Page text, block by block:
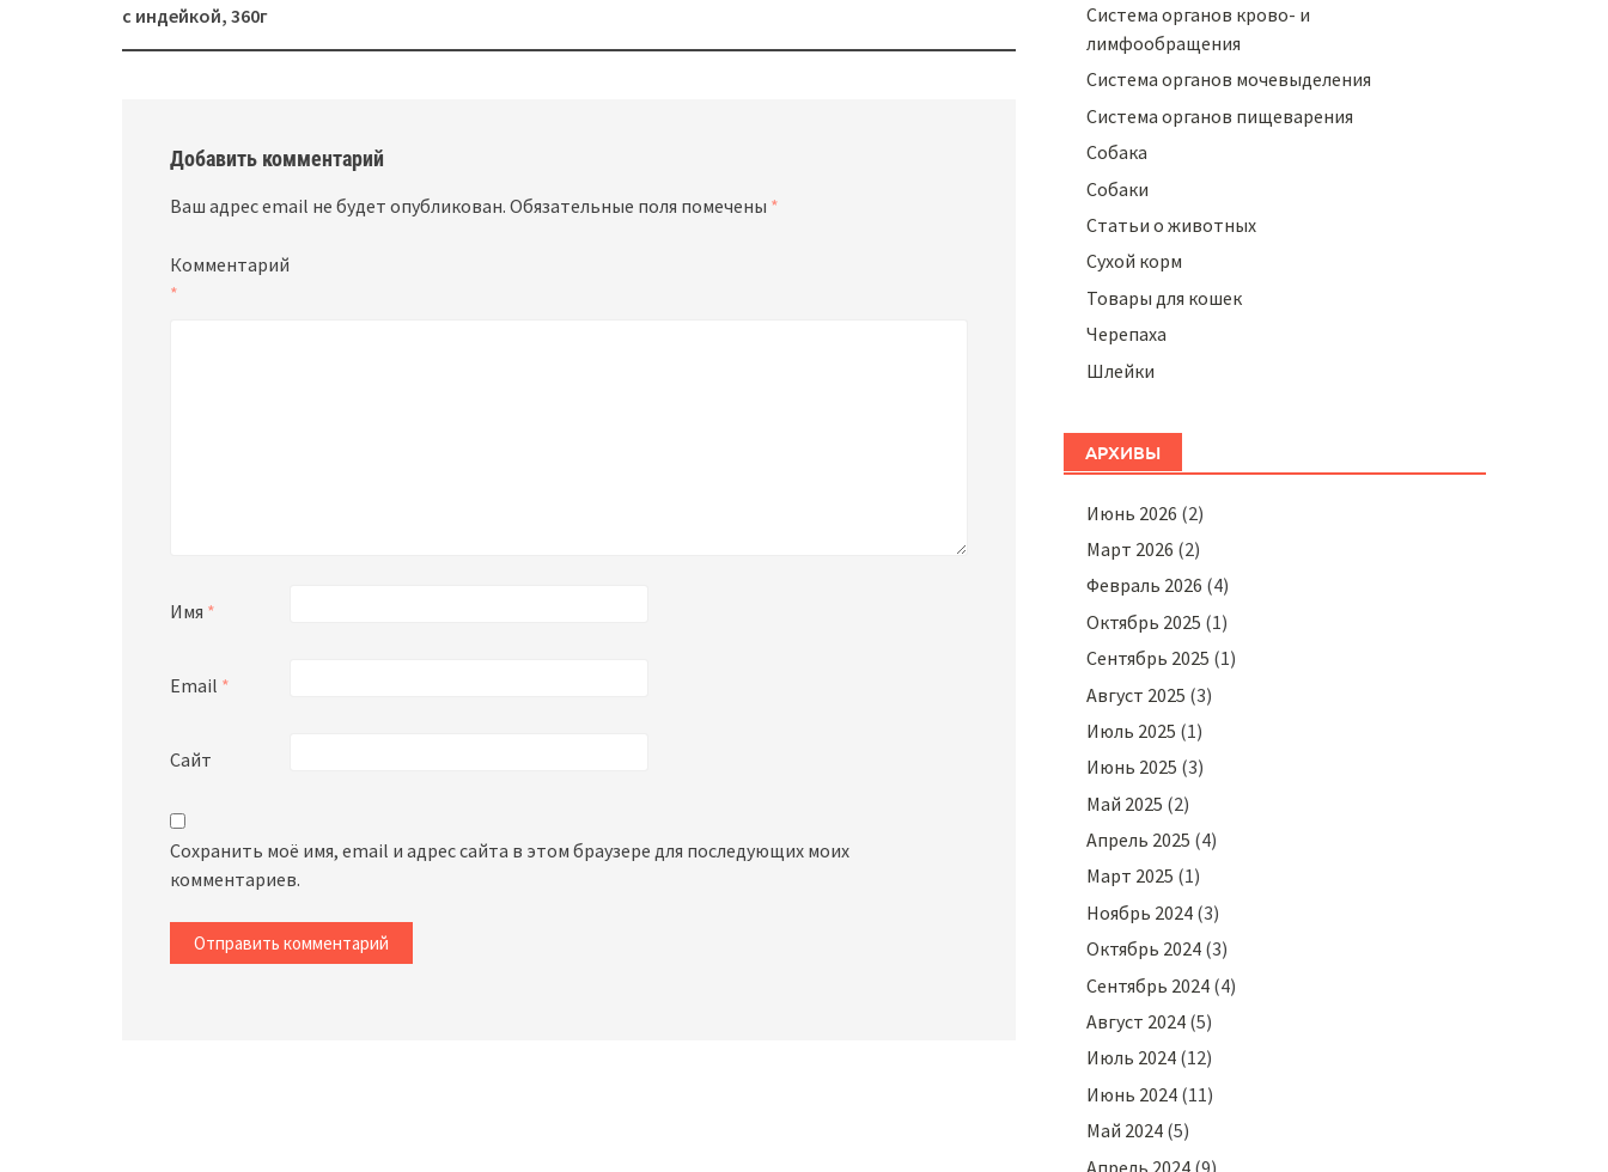
с индейкой, 360г
Добавить комментарий
Ваш адрес email не будет опубликован. Обязательные поля помечены *
Комментарий
*
Имя *
Email *
Сайт
Сохранить моё имя, email и адрес сайта в этом браузере для последующих моих
комментариев.
Система органов крово- и
лимфообращения
Система органов мочевыделения
Система органов пищеварения
Собака
Собаки
Статьи о животных
Сухой корм
Товары для кошек
Черепаха
Шлейки
АРХИВЫ
Июнь 2026 (2)
Март 2026 (2)
Февраль 2026 (4)
Октябрь 2025 (1)
Сентябрь 2025 (1)
Август 2025 (3)
Июль 2025 (1)
Июнь 2025 (3)
Май 2025 (2)
Апрель 2025 (4)
Март 2025 (1)
Ноябрь 2024(3)
Октябрь 2024(3)
Сентябрь 2024(4)
Август 2024(5)
Июль 2024(12)
Июнь 2024(11)
Май 2024(5)
Апрель 2024(9)